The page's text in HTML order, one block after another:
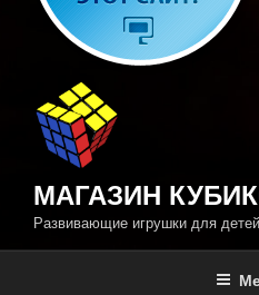
МАГАЗИН
Развивающие игрушки для